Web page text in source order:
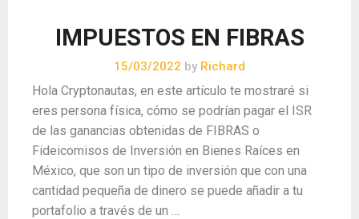
IMPUESTOS EN FIBRAS
15/03/2022 by Richard
Hola Cryptonautas, en este artículo te mostraré si
eres persona física, cómo se podrían pagar el ISR
de las ganancias obtenidas de FIBRAS o
Fideicomisos de Inversión en Bienes Raíces en
México, que son un tipo de inversión que con una
cantidad pequeña de dinero se puede añadir a tu
portafolio a través de un …